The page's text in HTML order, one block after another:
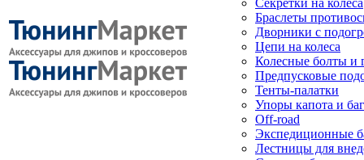
Секретки на колеса
Браслеты
Дворники с
Цепи на колеса
Колесные болты и
Предпусковые
Тенты-палатки
Упоры капота и
Off-road
Экспедиционные
Лестницы для